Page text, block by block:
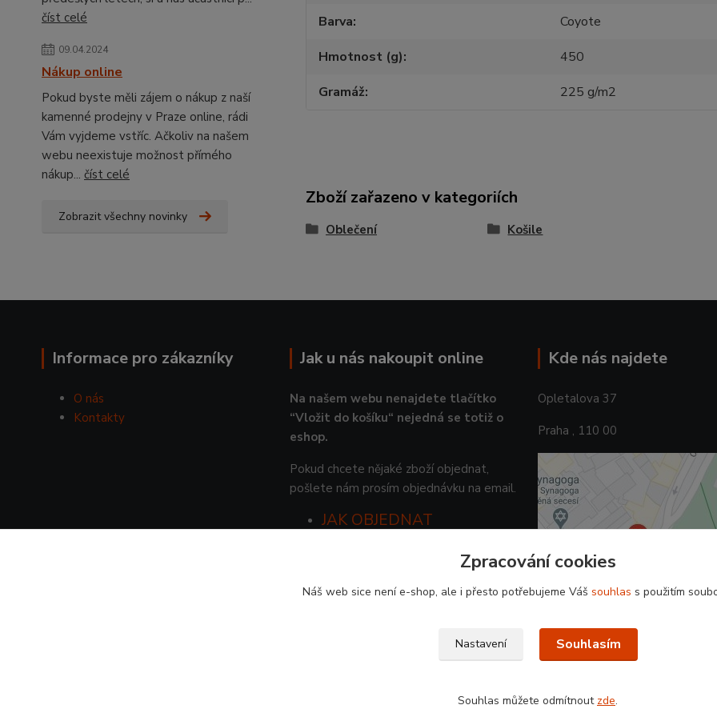
číst celé
09.04.2024
Nákup online
Pokud byste měli zájem o nákup z naší
kamenné prodejny v Praze online, rádi
Vám vyjdeme vstříc. Ačkoliv na našem
webu neexistuje možnost přímého
nákup... číst celé
Zobrazit všechny novinky
Barva
Coyote
Hmotnost (g)
450
Gramáž
225 g/m2
Zboží zařazeno v kategoriích
Oblečení Košile
Informace pro zákazníky
O nás
Kontakty
Jak u nás nakoupit online
Na našem webu nenajdete tlačítko
“Vložit do košíku“ nejedná se totiž o
eshop.
Pokud chcete nějaké zboží objednat,
pošlete nám prosím objednávku na email.
JAK OBJEDNAT
Kde nás najdete
Opletalova 37
Praha , 110 00
Zpracování cookies
Náš web sice není e-shop, ale i přesto potřebujeme Váš souhlas s použitím
Nastavení Souhlasím
Souhlas můžete odmítnout zde.